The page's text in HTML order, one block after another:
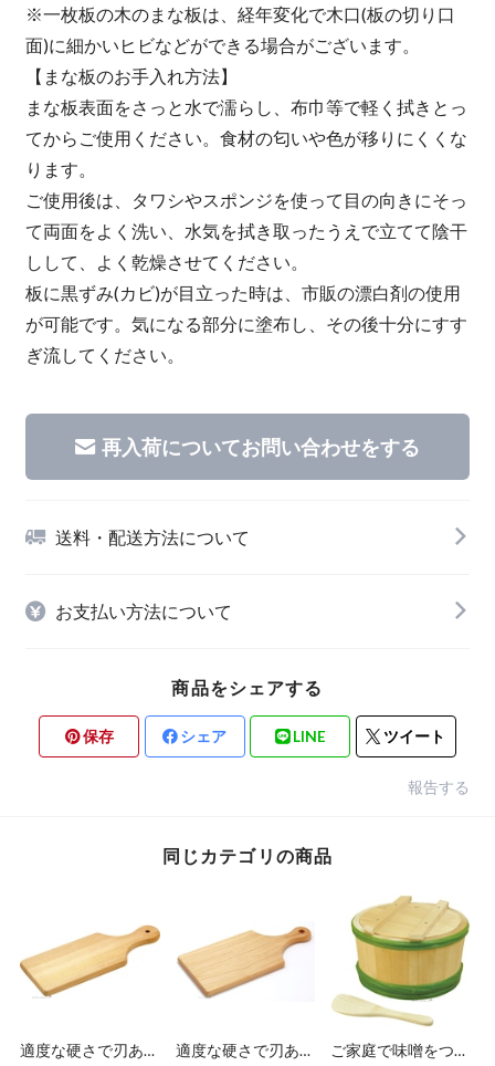
※一枚板の木のまな板は、経年変化で木口(板の切り口
面)に細かいヒビなどができる場合がございます。
【まな板のお手入れ方法】
まな板表面をさっと水で濡らし、布巾等で軽く拭きとっ
てからご使用ください。食材の匂いや色が移りにくくな
ります。
ご使用後は、タワシやスポンジを使って目の向きにそっ
て両面をよく洗い、水気を拭き取ったうえで立てて陰干
しして、よく乾燥させてください。
板に黒ずみ(カビ)が目立った時は、市販の漂白剤の使用
が可能です。気になる部分に塗布し、その後十分にすす
ぎ流してください。
再入荷についてお問い合わせをする
送料・配送方法について
お支払い方法について
商品をシェアする
保存 シェア LINE ツイート
報告する
同じカテゴリの商品
適度な硬さで刃あた
適度な硬さで刃あた
ご家庭で味噌をつく